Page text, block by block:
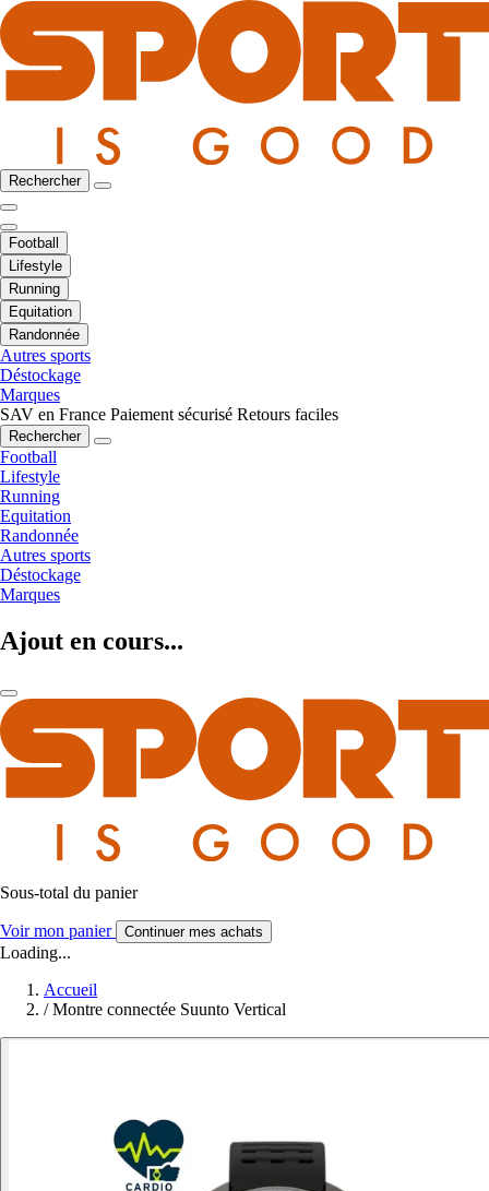
Rechercher
Football
Lifestyle
Running
Equitation
Randonnée
Autres sports
Déstockage
Marques
SAV en France Paiement sécurisé Retours faciles
Rechercher
Football
Lifestyle
Running
Equitation
Randonnée
Autres sports
Déstockage
Marques
Ajout en cours...
Sous-total du panier
Voir mon panier Continuer mes achats
Loading...
Accueil
/ Montre connectée Suunto Vertical